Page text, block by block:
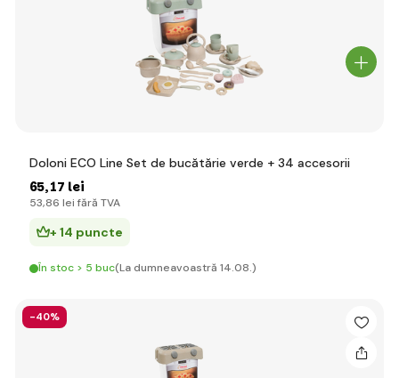
Doloni ECO Line Set de bucătărie verde + 34 accesorii
65,17 lei
53,86 lei fără TVA
+ 14 puncte
În stoc > 5 buc(La dumneavoastră 14.08.)
-40%